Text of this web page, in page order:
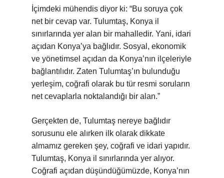
İçimdeki mühendis diyor ki: “Bu soruya çok
net bir cevap var. Tulumtaş, Konya il
sınırlarında yer alan bir mahalledir. Yani, idari
açıdan Konya’ya bağlıdır. Sosyal, ekonomik
ve yönetimsel açıdan da Konya’nın ilçeleriyle
bağlantılıdır. Zaten Tulumtaş’ın bulunduğu
yerleşim, coğrafi olarak bu tür resmi soruların
net cevaplarla noktalandığı bir alan.”
Gerçekten de, Tulumtaş nereye bağlıdır
sorusunu ele alırken ilk olarak dikkate
almamız gereken şey, coğrafi ve idari yapıdır.
Tulumtaş, Konya il sınırlarında yer alıyor.
Coğrafi açıdan düşündüğümüzde, Konya’nın